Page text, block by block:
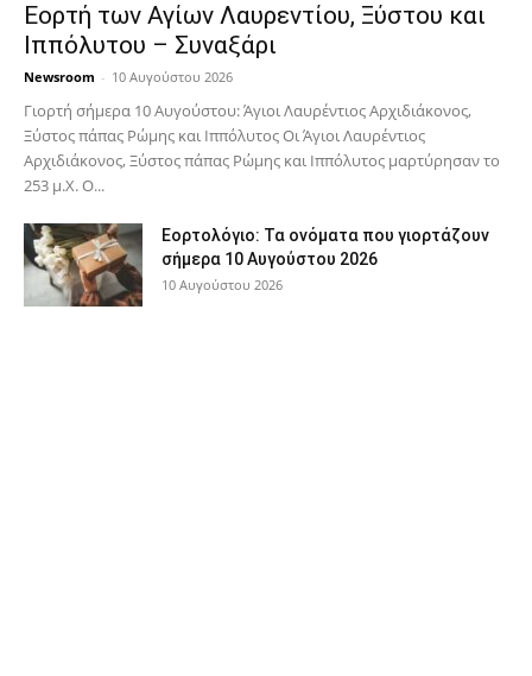
Εορτή των Αγίων Λαυρεντίου, Ξύστου και
Ιππόλυτου – Συναξάρι
Newsroom - 10 Αυγούστου 2026
Γιορτή σήμερα 10 Αυγούστου: Άγιοι Λαυρέντιος Αρχιδιάκονος,
Ξύστος πάπας Ρώμης και Ιππόλυτος Οι Άγιοι Λαυρέντιος
Αρχιδιάκονος, Ξύστος πάπας Ρώμης και Ιππόλυτος μαρτύρησαν το
253 μ.Χ. Ο...
Εορτολόγιο: Τα ονόματα που γιορτάζουν
σήμερα 10 Αυγούστου 2026
10 Αυγούστου 2026